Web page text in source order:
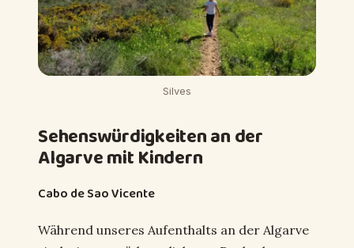
Silves
Sehenswürdigkeiten an der
Algarve mit Kindern
Cabo de Sao Vicente
Während unseres Aufenthalts an der Algarve